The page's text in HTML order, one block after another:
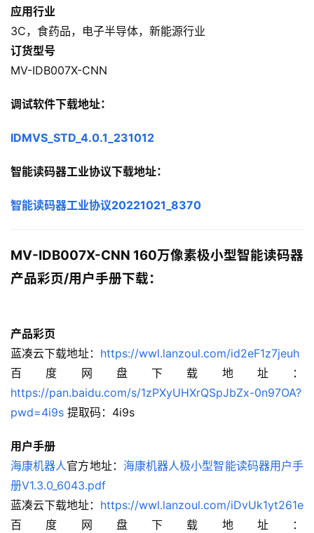
应用行业
3C，食药品，电子半导体，新能源行业
订货型号
MV-IDB007X-CNN
调试软件下载地址：
IDMVS_STD_4.0.1_231012
智能读码器工业协议下载地址：
智能读码器工业协议20221021_8370
MV-IDB007X-CNN 160万像素极小型智能读码器
产品彩页/用户手册下载：
产品彩页
蓝凑云下载地址： https://wwl.lanzoul.com/id2eF1z7jeuh
百度网盘下载地址：
https://pan.baidu.com/s/1zPXyUHXrQSpJbZx-0n97OA?
pwd=4i9s 提取码：4i9s
用户手册
海康机器人官方地址： 海康机器人极小型智能读码器用户手
册V1.3.0_6043.pdf
蓝凑云下载地址： https://wwl.lanzoul.com/iDvUk1yt261e
百度网盘下载地址：